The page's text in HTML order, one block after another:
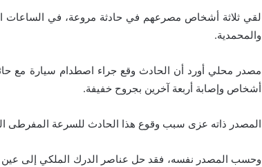
لقي ثلاثة أشخاص مصرعهم في حادثة مروعة، في الساعات
والمحمدية.
أشخاص وإصابة أربعة آخرين بجروح خفيفة.
المصدر ذاته عزى سبب وقوع هذا الحادث للسرعة المفرطى
وحسب المصدر نفسه، فقد حل عناصر الدرك الملكي إلى عين